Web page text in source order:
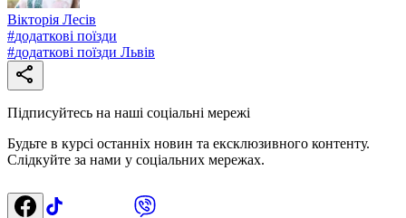
Вікторія Лесів
#додаткові поїзди
#додаткові поїзди Львів
Підписуйтесь на наші соціальні мережі
Будьте в курсі останніх новин та ексклюзивного контенту.
Слідкуйте за нами у соціальних мережах.